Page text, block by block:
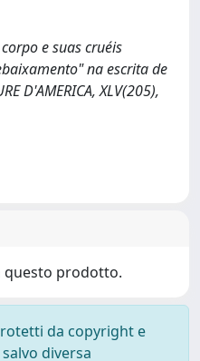
e suas cruéis
na escrita de
D'AMERICA, XLV(205),
questo prodotto.
da copyright e
diversa